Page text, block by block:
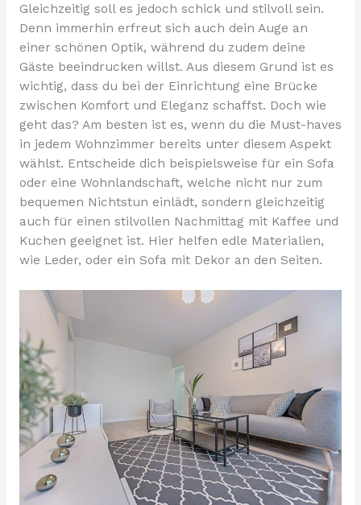
Gleichzeitig soll es jedoch schick und stilvoll sein.
Denn immerhin erfreut sich auch dein Auge an
einer schönen Optik, während du zudem deine
Gäste beeindrucken willst. Aus diesem Grund ist es
wichtig, dass du bei der Einrichtung eine Brücke
zwischen Komfort und Eleganz schaffst. Doch wie
geht das? Am besten ist es, wenn du die Must-haves
in jedem Wohnzimmer bereits unter diesem Aspekt
wählst. Entscheide dich beispielsweise für ein Sofa
oder eine Wohnlandschaft, welche nicht nur zum
bequemen Nichtstun einlädt, sondern gleichzeitig
auch für einen stilvollen Nachmittag mit Kaffee und
Kuchen geeignet ist. Hier helfen edle Materialien,
wie Leder, oder ein Sofa mit Dekor an den Seiten.